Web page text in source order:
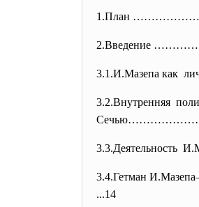
1.План
2.Введение
3.1.И.Мазепа
3.2.Внутренняя
3.3.Деятельность
3.4.Гетман
...14